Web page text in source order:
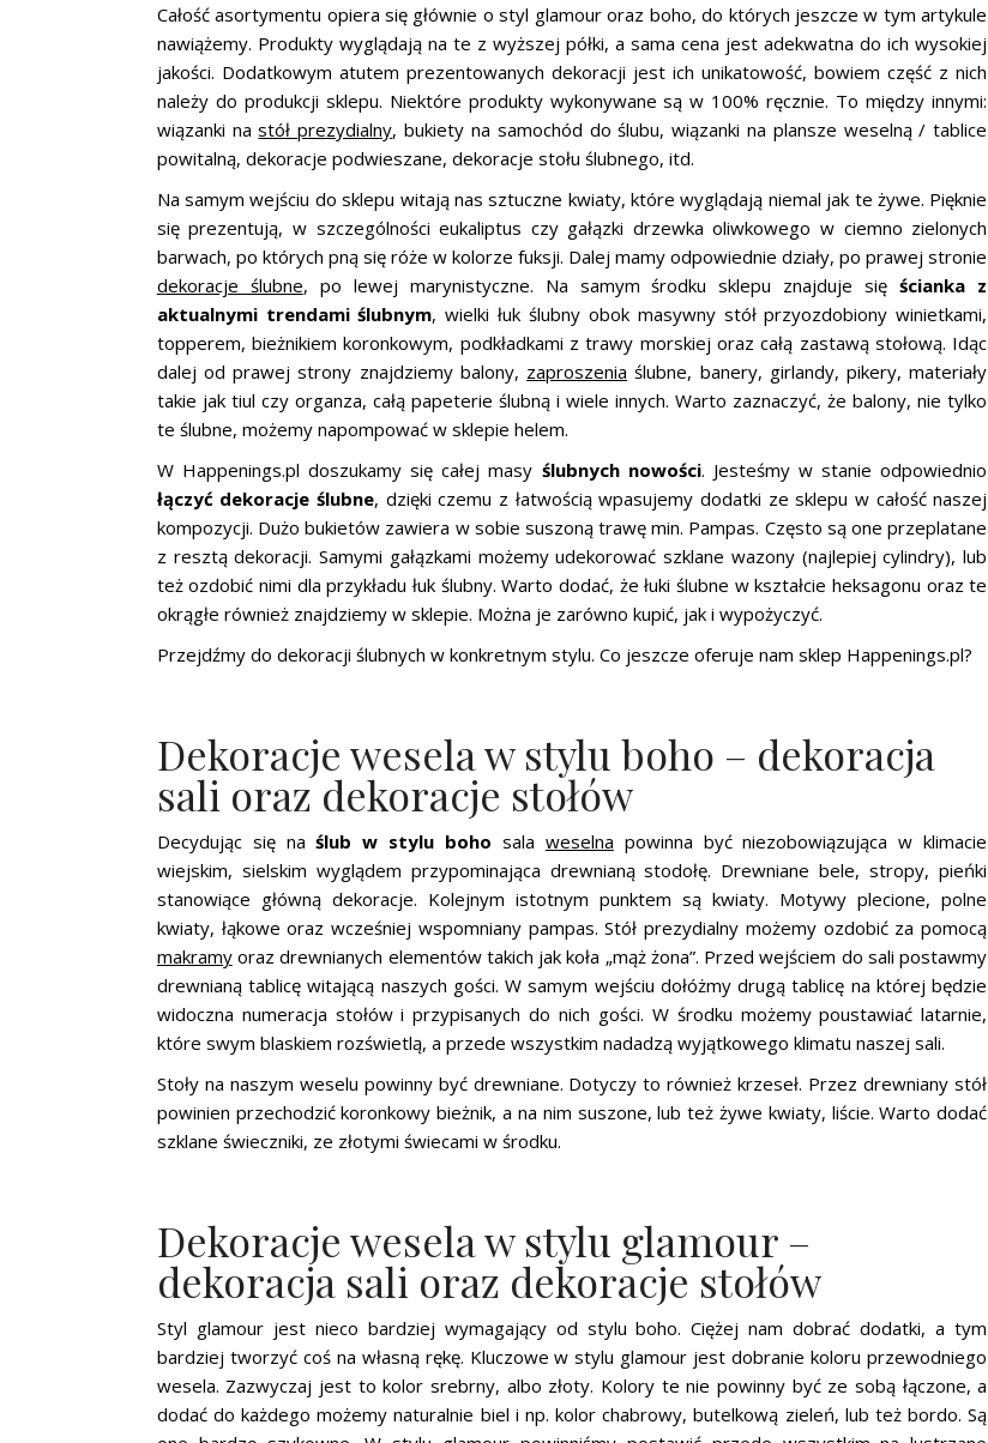
Całość asortymentu opiera się głównie o styl glamour oraz boho, do których jeszcze w tym artykule
nawiążemy. Produkty wyglądają na te z wyższej półki, a sama cena jest adekwatna do ich wysokiej
jakości. Dodatkowym atutem prezentowanych dekoracji jest ich unikatowość, bowiem część z nich
należy do produkcji sklepu. Niektóre produkty wykonywane są w 100% ręcznie. To między innymi:
wiązanki nastół prezydialny, bukiety na samochód do ślubu, wiązanki na plansze weselną / tablice
powitalną, dekoracje podwieszane, dekoracje stołu ślubnego, itd.
Na samym wejściu do sklepu witają nas sztuczne kwiaty, które wyglądają niemal jak te żywe. Pięknie
się prezentują, w szczególności eukaliptus czy gałązki drzewka oliwkowego w ciemno zielonych
barwach, po których pną się róże w kolorze fuksji. Dalej mamy odpowiednie działy, po prawej stronie
dekoracje ślubne, po lewej marynistyczne. Na samym środku sklepu znajduje sięścianka z
aktualnymi trendami ślubnym, wielki łuk ślubny obok masywny stół przyozdobiony winietkami,
topperem, bieżnikiem koronkowym, podkładkami z trawy morskiej oraz całą zastawą stołową. Idąc
dalej od prawej strony znajdziemy balony, zaproszenia ślubne, banery, girlandy, pikery, materiały
takie jak tiul czy organza, całą papeterie ślubną i wiele innych. Warto zaznaczyć, że balony, nie tylko
te ślubne, możemy napompować w sklepie helem.
W Happenings.pl doszukamy się całej masy ślubnych nowości. Jesteśmy w stanie odpowiednio
łączyć dekoracje ślubne, dzięki czemu z łatwością wpasujemy dodatki ze sklepu w całość naszej
kompozycji. Dużo bukietów zawiera w sobie suszoną trawę min. Pampas. Często są one przeplatane
z resztą dekoracji. Samymi gałązkami możemy udekorować szklane wazony (najlepiej cylindry), lub
też ozdobić nimi dla przykładu łuk ślubny. Warto dodać, że łuki ślubne w kształcie heksagonu oraz te
okrągłe również znajdziemy w sklepie. Można je zarówno kupić, jak i wypożyczyć.
Przejdźmy do dekoracji ślubnych w konkretnym stylu. Co jeszcze oferuje nam sklep Happenings.pl?
Dekoracje wesela w stylu boho – dekoracja
sali oraz dekoracje stołów
Decydując się naślub w stylu boho sala weselna powinna być niezobowiązująca w klimacie
wiejskim, sielskim wyglądem przypominająca drewnianą stodołę. Drewniane bele, stropy, pieńki
stanowiące główną dekoracje. Kolejnym istotnym punktem są kwiaty. Motywy plecione, polne
kwiaty, łąkowe oraz wcześniej wspomniany pampas. Stół prezydialny możemy ozdobić za pomocą
makramyoraz drewnianych elementów takich jak koła „mąż żona”. Przed wejściem do sali postawmy
drewnianą tablicę witającą naszych gości. W samym wejściu dołóżmy drugą tablicę na której będzie
widoczna numeracja stołów i przypisanych do nich gości. W środku możemy poustawiać latarnie,
które swym blaskiem rozświetlą, a przede wszystkim nadadzą wyjątkowego klimatu naszej sali.
Stoły na naszym weselu powinny być drewniane. Dotyczy to również krzeseł. Przez drewniany stół
powinien przechodzić koronkowy bieżnik, a na nim suszone, lub też żywe kwiaty, liście. Warto dodać
szklane świeczniki, ze złotymi świecami w środku.
Dekoracje wesela w stylu glamour –
dekoracja sali oraz dekoracje stołów
Styl glamour jest nieco bardziej wymagający od stylu boho. Ciężej nam dobrać dodatki, a tym
bardziej tworzyć coś na własną rękę. Kluczowe w stylu glamour jest dobranie koloru przewodniego
wesela. Zazwyczaj jest to kolor srebrny, albo złoty. Kolory te nie powinny być ze sobą łączone, a
dodać do każdego możemy naturalnie biel i np. kolor chabrowy, butelkową zieleń, lub też bordo. Są